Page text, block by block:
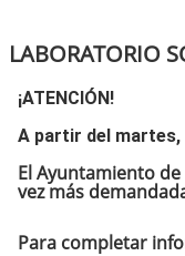
LABORATORIO
¡ATENCIÓN!
A partir del martes,
El Ayuntamiento
vez más
Para completar